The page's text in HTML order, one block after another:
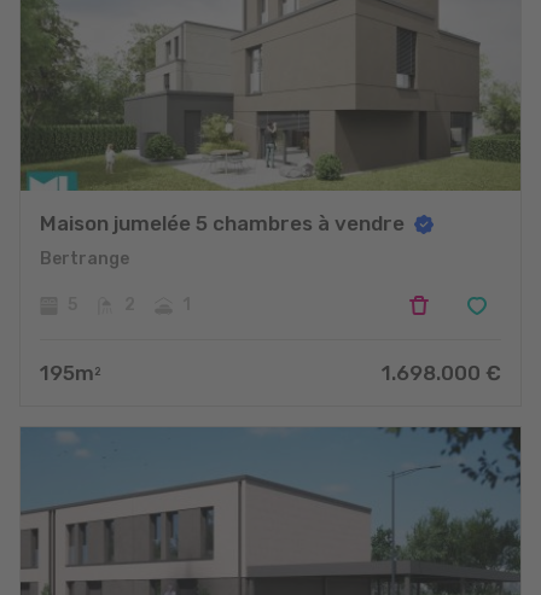
Maison jumelée 5 chambres à vendre
Bertrange
195m 2 1.698.000 €